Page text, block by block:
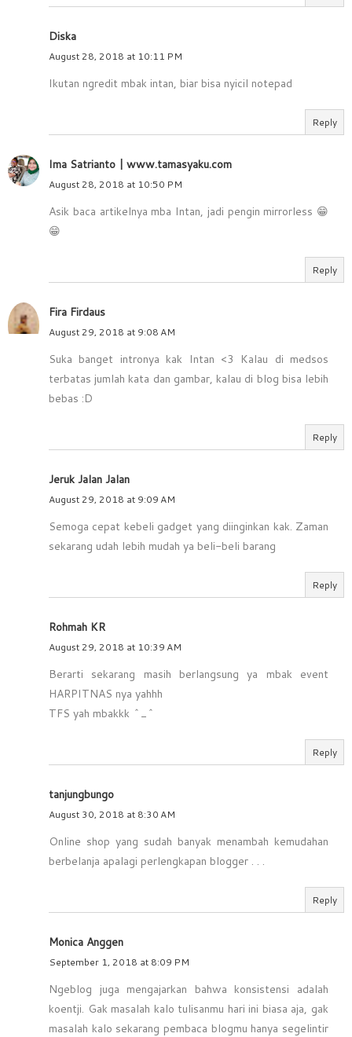
Diska
August 28, 2018 at 10:11 PM
Ikutan ngredit mbak intan, biar bisa nyicil notepad
Reply
Ima Satrianto | www.tamasyaku.com
August 28, 2018 at 10:50 PM
Asik baca artikelnya mba Intan, jadi pengin mirrorless 😁
😁
Reply
Fira Firdaus
August 29, 2018 at 9:08 AM
Suka banget intronya kak Intan <3 Kalau di medsos
terbatas jumlah kata dan gambar, kalau di blog bisa lebih
bebas :D
Reply
Jeruk Jalan Jalan
August 29, 2018 at 9:09 AM
Semoga cepat kebeli gadget yang diinginkan kak. Zaman
sekarang udah lebih mudah ya beli-beli barang
Reply
Rohmah KR
August 29, 2018 at 10:39 AM
Berarti sekarang masih berlangsung ya mbak event
HARPITNAS nya yahhh
TFS yah mbakkk ^_^
Reply
tanjungbungo
August 30, 2018 at 8:30 AM
Online shop yang sudah banyak menambah kemudahan
berbelanja apalagi perlengkapan blogger . . .
Reply
Monica Anggen
September 1, 2018 at 8:09 PM
Ngeblog juga mengajarkan bahwa konsistensi adalah
koentji. Gak masalah kalo tulisanmu hari ini biasa aja, gak
masalah kalo sekarang pembaca blogmu hanya segelintir